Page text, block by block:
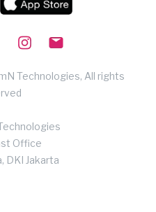
Technologies, All rights
Office
DKI Jakarta